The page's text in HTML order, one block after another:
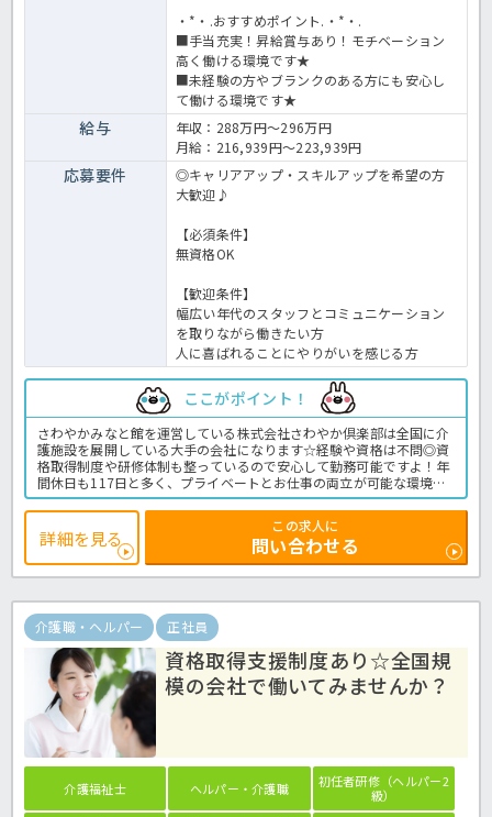
・*・.おすすめポイント.・*・.
■手当充実！昇給賞与あり！モチベーション
高く働ける環境です★
■未経験の方やブランクのある方にも安心し
て働ける環境です★
給与
年収：288万円～296万円
月給：216,939円～223,939円
応募要件
◎キャリアアップ・スキルアップを希望の方
大歓迎♪
【必須条件】
無資格OK
【歓迎条件】
幅広い年代のスタッフとコミュニケーション
を取りながら働きたい方
人に喜ばれることにやりがいを感じる方
ここがポイント！
さわやかみなと館を運営している株式会社さわやか倶楽部は全国に介
護施設を展開している大手の会社になります☆経験や資格は不問◎資
格取得制度や研修体制も整っているので安心して勤務可能ですよ！年
間休日も117日と多く、プライベートとお仕事の両立が可能な環境に
なります☆定年が65歳で長く勤務することも可能で、65歳以降も条件
面は変わらずに働けるので安心の職場です〇求人が気になる方は是非
ほっ介護までお問い合わせください！有料老人ホームでの介護業務全
般です。＜介護職 正職員 有料老人ホームの求人＞
詳細を見る
この求人に
問い合わせる
介護職・ヘルパー 正社員
資格取得支援制度あり☆全国規
模の会社で働いてみませんか？
介護福祉士 ヘルパー・介護職
初任者研修（ヘルパー2
級）